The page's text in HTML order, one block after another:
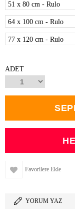
51 x 80 cm - Rulo
64 x 100 cm - Rulo
77 x 120 cm - Rulo
ADET
Favorilere Ekle
YORUM YAZ